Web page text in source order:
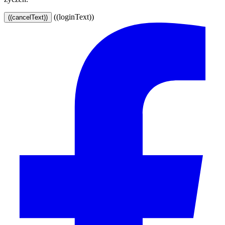
((cancelText)) ((loginText))